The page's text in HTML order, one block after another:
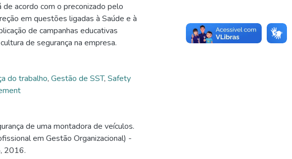
acordo com o preconizado pelo
em questões ligadas à Saúde e à
de campanhas educativas
de segurança na empresa.
do trabalho, Gestão de SST, Safety
de uma montadora de veículos.
em Gestão Organizacional) -
2016.